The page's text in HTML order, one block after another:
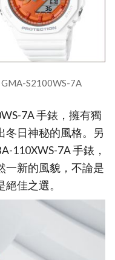
S2100WS-7A
7A 手錶，擁有獨
冬日神秘的風格。另
110XWS-7A 手錶，
一新的風貌，不論是
佳之選。